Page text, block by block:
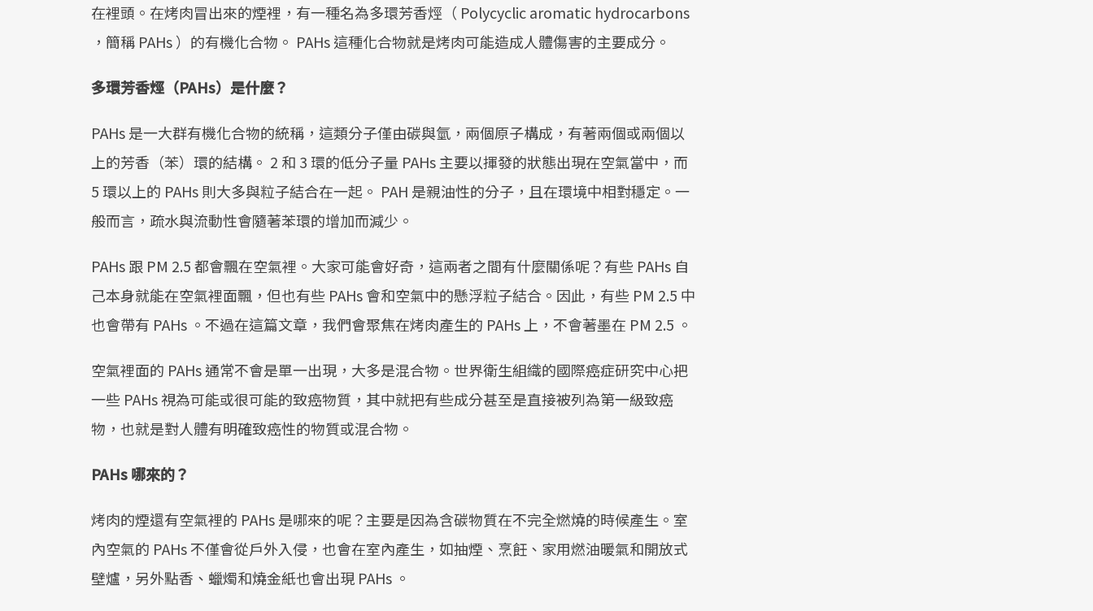
在裡頭。在烤肉冒出來的煙裡，有一種名為多環芳香烴（ Polycyclic aromatic hydrocarbons
，簡稱 PAHs ）的有機化合物。 PAHs 這種化合物就是烤肉可能造成人體傷害的主要成分。
多環芳香烴（PAHs）是什麼？
PAHs 是一大群有機化合物的統稱，這類分子僅由碳與氫，兩個原子構成，有著兩個或兩個以
上的芳香（苯）環的結構。 2 和 3 環的低分子量 PAHs 主要以揮發的狀態出現在空氣當中，而
5 環以上的 PAHs 則大多與粒子結合在一起。 PAH 是親油性的分子，且在環境中相對穩定。一
般而言，疏水與流動性會隨著苯環的增加而減少。
PAHs 跟 PM 2.5 都會飄在空氣裡。大家可能會好奇，這兩者之間有什麼關係呢？有些 PAHs 自
己本身就能在空氣裡面飄，但也有些 PAHs 會和空氣中的懸浮粒子結合。因此，有些 PM 2.5 中
也會帶有 PAHs 。不過在這篇文章，我們會聚焦在烤肉產生的 PAHs 上，不會著墨在 PM 2.5 。
空氣裡面的 PAHs 通常不會是單一出現，大多是混合物。世界衛生組織的國際癌症研究中心把
一些 PAHs 視為可能或很可能的致癌物質，其中就把有些成分甚至是直接被列為第一級致癌
物，也就是對人體有明確致癌性的物質或混合物。
PAHs 哪來的？
烤肉的煙還有空氣裡的 PAHs 是哪來的呢？主要是因為含碳物質在不完全燃燒的時候產生。室
內空氣的 PAHs 不僅會從戶外入侵，也會在室內產生，如抽煙、烹飪、家用燃油暖氣和開放式
壁爐，另外點香、蠟燭和燒金紙也會出現 PAHs 。